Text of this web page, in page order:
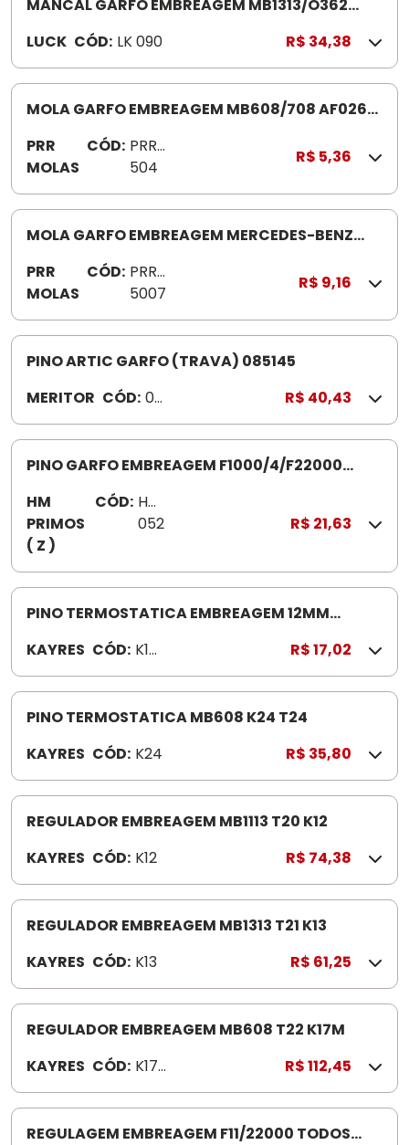
MANCAL GARFO EMBREAGEM MB1313/O362
LUCK CÓD: LK 090 R$ 34,38
MOLA GARFO EMBREAGEM MB608/708 AF026
PRR
MOLAS
CÓD: PRR-
504
5
R$ 5,36
MOLA GARFO EMBREAGEM MERCEDES-BENZ
PRR
MOLAS
CÓD: PRR-
5007
R$ 9,16
PINO ARTIC GARFO (TRAVA) 085145
MERITOR CÓD: 08
51
45
R$ 40,43
PINO GARFO EMBREAGEM F1000/4/F22000
HM
PRIMOS
( Z )
CÓD: HM1
052
R$ 21,63
PINO TERMOSTATICA EMBREAGEM 12MM
KAYRES CÓD: K14
B
R$ 17,02
PINO TERMOSTATICA MB608 K24 T24
KAYRES CÓD: K24 R$ 35,80
REGULADOR EMBREAGEM MB1113 T20 K12
KAYRES CÓD: K12 R$ 74,38
REGULADOR EMBREAGEM MB1313 T21 K13
KAYRES CÓD: K13 R$ 61,25
REGULADOR EMBREAGEM MB608 T22 K17M
KAYRES CÓD: K17
M
R$ 112,45
REGULAGEM EMBREAGEM F11/22000 TODOS